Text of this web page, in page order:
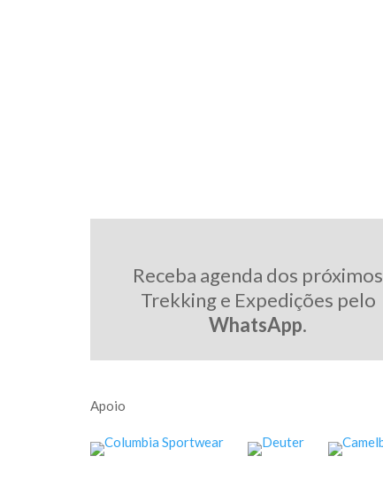
Receba agenda dos próximos
Trekking e Expedições pelo
WhatsApp.
Apoio